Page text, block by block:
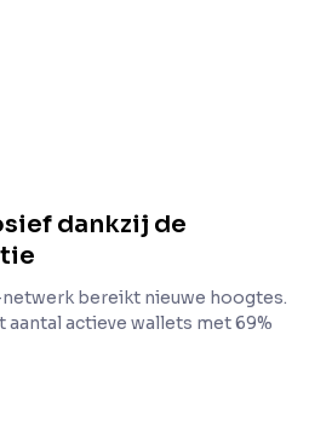
dankzij de
bereikt nieuwe hoogtes.
actieve wallets met 69%